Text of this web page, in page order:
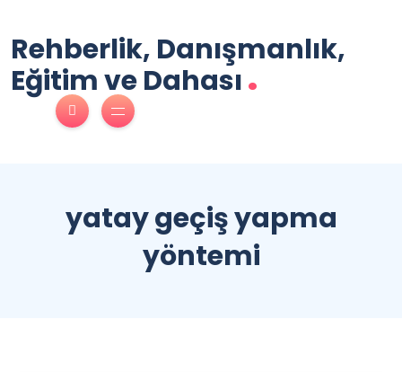
Rehberlik, Danışmanlık,
Eğitim ve Dahası.
yatay geçiş yapma
yöntemi